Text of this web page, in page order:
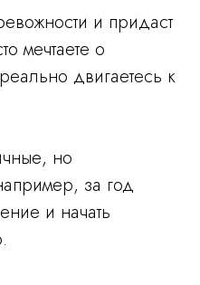
и придаст
мечтаете о
двигаетесь к
но
за год
и начать